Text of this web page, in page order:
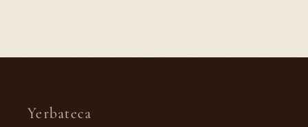
Yerbateca